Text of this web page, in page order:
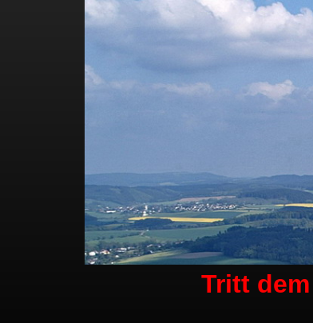
Tritt